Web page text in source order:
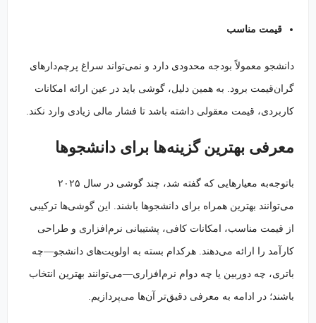
قیمت مناسب
دانشجو معمولاً بودجه محدودی دارد و نمی‌تواند سراغ پرچم‌دارهای
گران‌قیمت برود. به همین دلیل، گوشی باید در عین ارائه امکانات
کاربردی، قیمت معقولی داشته باشد تا فشار مالی زیادی وارد نکند.
معرفی بهترین گزینه‌ها برای دانشجوها
باتوجه‌به معیارهایی که گفته شد، چند گوشی در سال ۲۰۲۵
می‌توانند بهترین همراه برای دانشجوها باشند. این گوشی‌ها ترکیبی
از قیمت مناسب، امکانات کافی، پشتیبانی نرم‌افزاری و طراحی
کارآمد را ارائه می‌دهند. هرکدام بسته به اولویت‌های دانشجو—چه
باتری، چه دوربین یا چه دوام نرم‌افزاری—می‌توانند بهترین انتخاب
باشند؛ در ادامه به معرفی دقیق‌تر آن‌ها می‌پردازیم.